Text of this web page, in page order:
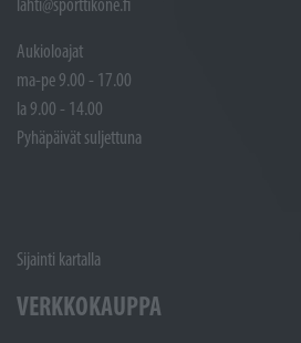
lahti@sporttikone.fi
Aukioloajat
ma-pe 9.00 - 17.00
la 9.00 - 14.00
Pyhäpäivät suljettuna
Sijainti kartalla
VERKKOKAUPPA